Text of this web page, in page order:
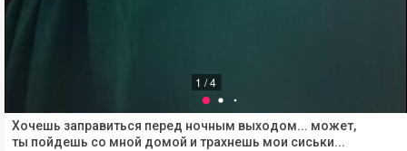
1 / 4
Хочешь заправиться перед ночным выходом... может,
ты пойдешь со мной домой и трахнешь мои сиськи...